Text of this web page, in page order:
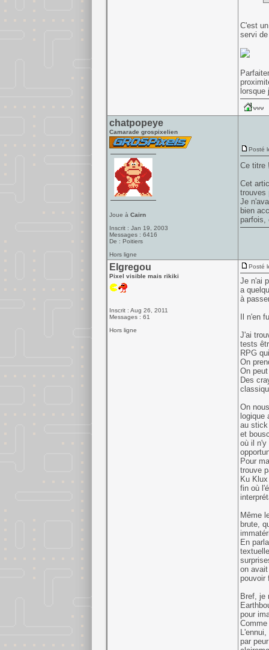
C'est
servi
chatpopeye
Camarade grospixelien
Joue à Cairn
Inscrit : Jan 19, 2003
Messages : 6416
De : Poitiers
Hors ligne
Posté
Ce titre
Cet
trouves
Je
bien
parfois,
Elgregou
Pixel visible mais rikiki
Inscrit : Aug 26, 2011
Messages : 61
Hors ligne
Posté
Je n'ai
a
à
Il n'en
J'ai
tests
RPG
On
On
Des
On
logique
au stick
et
où il n'y
Pour
trouve
Ku
fin où
Même
brute,
En
on
pouvoir
Bref, je
pour
par